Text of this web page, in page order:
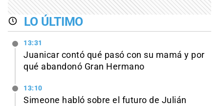
LO ÚLTIMO
13:31
Juanicar contó qué pasó con su mamá y por
qué abandonó Gran Hermano
13:10
Simeone habló sobre el futuro de Julián